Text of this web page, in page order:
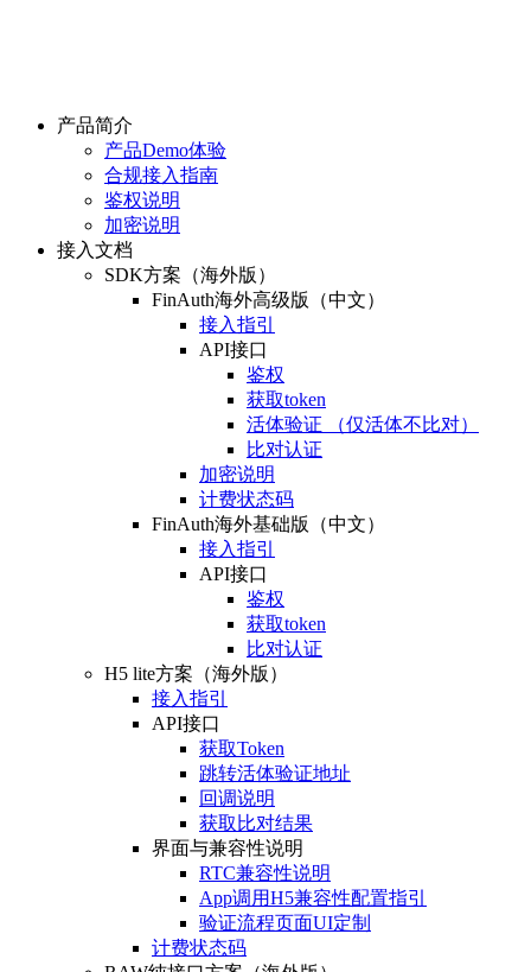
产品简介
产品Demo体验
合规接入指南
鉴权说明
加密说明
接入文档
SDK方案（海外版）
FinAuth海外高级版（中文）
接入指引
API接口
鉴权
获取token
活体验证 （仅活体不比对）
比对认证
加密说明
计费状态码
FinAuth海外基础版（中文）
接入指引
API接口
鉴权
获取token
比对认证
H5 lite方案（海外版）
接入指引
API接口
获取Token
跳转活体验证地址
回调说明
获取比对结果
界面与兼容性说明
RTC兼容性说明
App调用H5兼容性配置指引
验证流程页面UI定制
计费状态码